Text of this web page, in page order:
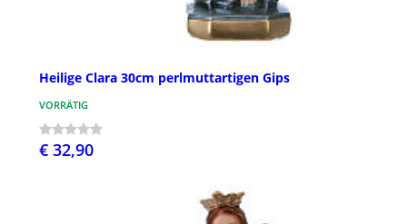
Heilige Clara 30cm perlmuttartigen Gips
VORRÄTIG
€ 32,90